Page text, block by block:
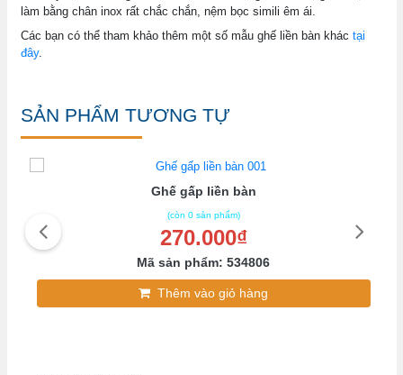
làm bằng chân inox rất chắc chắn, nệm bọc simili êm ái.
Các bạn có thể tham khảo thêm một số mẫu ghế liền bàn khác tại
đây.
SẢN PHẨM TƯƠNG TỰ
Ghế gấp liền bàn
(còn 0 sản phẩm)
270.000₫
Mã sản phẩm: 534806
Thêm vào giỏ hàng